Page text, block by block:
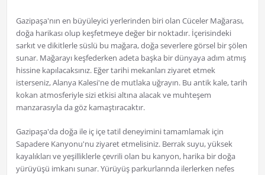
Gazipaşa'nın en büyüleyici yerlerinden biri olan Cüceler Mağarası,
doğa harikası olup keşfetmeye değer bir noktadır. İçerisindeki
sarkıt ve dikitlerle süslü bu mağara, doğa severlere görsel bir şölen
sunar. Mağarayı keşfederken adeta başka bir dünyaya adım atmış
hissine kapılacaksınız. Eğer tarihi mekanları ziyaret etmek
isterseniz, Alanya Kalesi'ne de mutlaka uğrayın. Bu antik kale, tarih
kokan atmosferiyle sizi etkisi altına alacak ve muhteşem
manzarasıyla da göz kamaştıracaktır.
Gazipaşa'da doğa ile iç içe tatil deneyimini tamamlamak için
Sapadere Kanyonu'nu ziyaret etmelisiniz. Berrak suyu, yüksek
kayalıkları ve yeşilliklerle çevrili olan bu kanyon, harika bir doğa
yürüyüşü imkanı sunar. Yürüyüş parkurlarında ilerlerken nefes